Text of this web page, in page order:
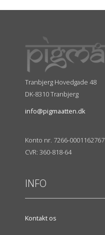
Tranbjerg Hovedgade 48
DK-8310 Tranbjerg
info@pigmaatten.dk
Konto nr. 7266-0001162767
CVR: 360-818-64
INFO
Kontakt os